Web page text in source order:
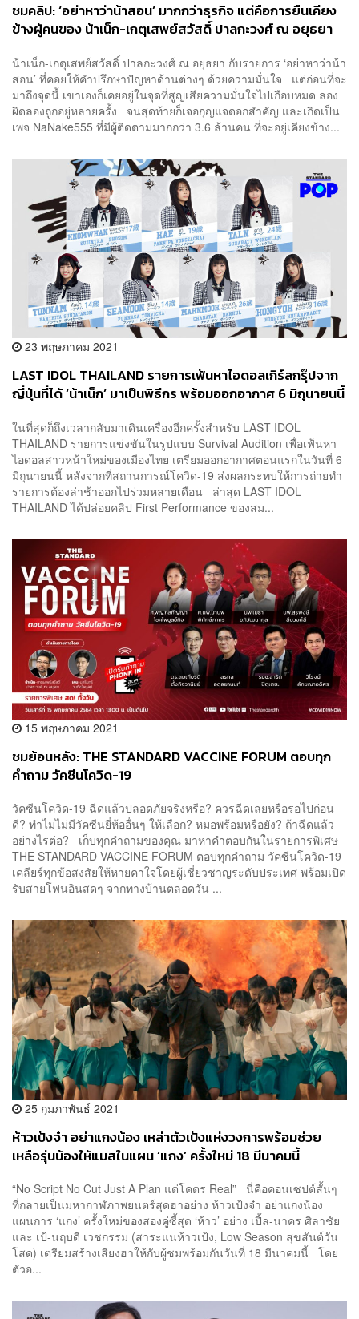
ชมคลิป: ‘อย่าหาว่าน้าสอน’ มากกว่าธุรกิจ แต่คือการยืนเคียง
ข้างผู้คนของ น้าเน็ก-เกตุเสพย์สวัสดิ์ ปาลกะวงศ์ ณ อยุธยา
น้าเน็ก-เกตุเสพย์สวัสดิ์ ปาลกะวงศ์ ณ อยุธยา กับรายการ ‘อย่าหาว่าน้า
สอน’ ที่คอยให้คำปรึกษาปัญหาด้านต่างๆ ด้วยความมั่นใจ แต่ก่อนที่จะ
มาถึงจุดนี้ เขาเองก็เคยอยู่ในจุดที่สูญเสียความมั่นใจไปเกือบหมด ลอง
ผิดลองถูกอยู่หลายครั้ง จนสุดท้ายก็เจอกุญแจดอกสำคัญ และเกิดเป็น
เพจ NaNake555 ที่มีผู้ติดตามมากกว่า 3.6 ล้านคน ที่จะอยู่เคียงข้าง...
23 พฤษภาคม 2021
LAST IDOL THAILAND รายการเฟ้นหาไอดอลเกิร์ลกรุ๊ปจาก
ญี่ปุ่นที่ได้ ‘น้าเน็ก’ มาเป็นพิธีกร พร้อมออกอากาศ 6 มิถุนายนนี้
ในที่สุดก็ถึงเวลากลับมาเดินเครื่องอีกครั้งสำหรับ LAST IDOL
THAILAND รายการแข่งขันในรูปแบบ Survival Audition เพื่อเฟ้นหา
ไอดอลสาวหน้าใหม่ของเมืองไทย เตรียมออกอากาศตอนแรกในวันที่ 6
มิถุนายนนี้ หลังจากที่สถานการณ์โควิด-19 ส่งผลกระทบให้การถ่ายทำ
รายการต้องล่าช้าออกไปร่วมหลายเดือน ล่าสุด LAST IDOL
THAILAND ได้ปล่อยคลิป First Performance ของสม...
15 พฤษภาคม 2021
ชมย้อนหลัง: THE STANDARD VACCINE FORUM ตอบทุก
คำถาม วัคซีนโควิด-19
วัคซีนโควิด-19 ฉีดแล้วปลอดภัยจริงหรือ? ควรฉีดเลยหรือรอไปก่อน
ดี? ทำไมไม่มีวัคซีนยี่ห้ออื่นๆ ให้เลือก? หมอพร้อมหรือยัง? ถ้าฉีดแล้ว
อย่างไรต่อ? เก็บทุกคำถามของคุณ มาหาคำตอบกันในรายการพิเศษ
THE STANDARD VACCINE FORUM ตอบทุกคำถาม วัคซีนโควิด-19
เคลียร์ทุกข้อสงสัยให้หายคาใจโดยผู้เชี่ยวชาญระดับประเทศ พร้อมเปิด
รับสายโฟนอินสดๆ จากทางบ้านตลอดวัน ...
25 กุมภาพันธ์ 2021
ห้าวเป้งจ๋า อย่าแกงน้อง เหล่าตัวเป้งแห่งวงการพร้อมช่วย
เหลือรุ่นน้องให้แมสในแผน ‘แกง’ ครั้งใหม่ 18 มีนาคมนี้
“No Script No Cut Just A Plan แต่โคตร Real” นี่คือคอนเซปต์สั้นๆ
ที่กลายเป็นมหากาฬภาพยนตร์สุดฮาอย่าง ห้าวเป้งจ๋า อย่าแกงน้อง
แผนการ ‘แกง’ ครั้งใหม่ของสองคู่ซี้สุด ‘ห้าว’ อย่าง เปิ้ล-นาคร ศิลาชัย
และ เป้-นฤบดี เวชกรรม (สาระแนห้าวเป้ง, Low Season สุขสันต์วัน
โสด) เตรียมสร้างเสียงฮาให้กับผู้ชมพร้อมกันวันที่ 18 มีนาคมนี้ โดย
ตัวอ...